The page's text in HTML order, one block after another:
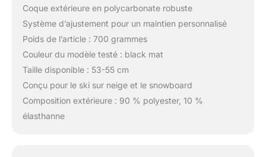
Coque extérieure en polycarbonate robuste
Système d’ajustement pour un maintien personnalisé
Poids de l’article : 700 grammes
Couleur du modèle testé : black mat
Taille disponible : 53-55 cm
Conçu pour le ski sur neige et le snowboard
Composition extérieure : 90 % polyester, 10 %
élasthanne